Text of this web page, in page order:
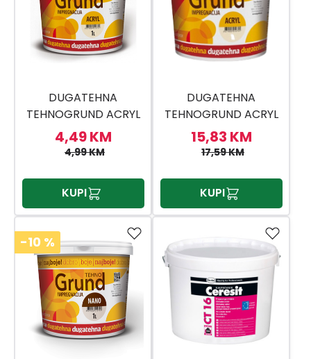
DUGATEHNA
TEHNOGRUND ACRYL
1L
4,49 KM
4,99 KM
KUPI
DUGATEHNA
TEHNOGRUND ACRYL
5L
15,83 KM
17,59 KM
KUPI
-10 %